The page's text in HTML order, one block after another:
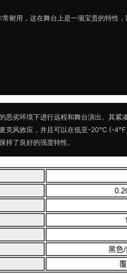
耐用，这在舞台上是一项宝贵的特性，
恶劣环境下进行远程和舞台演出。其
克风效应，并且可以在低至-20℃ (-
持了良好的强度特性。